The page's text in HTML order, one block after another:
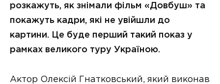
розкажуть, як знімали фільм «Довбуш» та
покажуть кадри, які не увійшли до
картини. Це буде перший такий показ у
рамках великого туру Україною.
Актор Олексій Гнатковський, який виконав